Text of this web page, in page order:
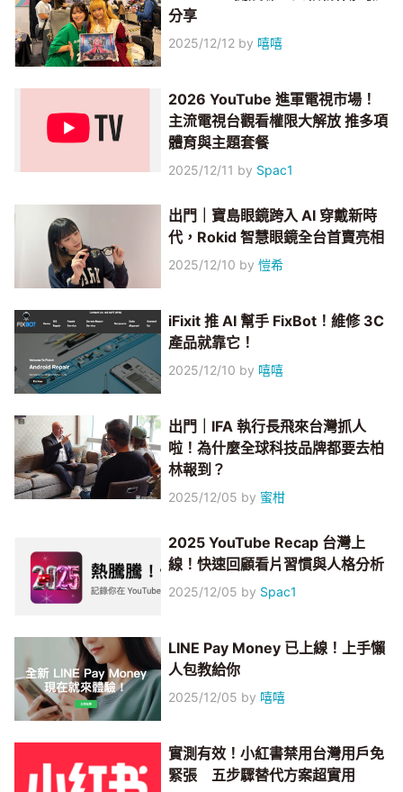
分享
2025/12/12 by 嘻嘻
2026 YouTube 進軍電視市場！
主流電視台觀看權限大解放 推多項
體育與主題套餐
2025/12/11 by Spac1
出門｜寶島眼鏡跨入 AI 穿戴新時
代，Rokid 智慧眼鏡全台首賣亮相
2025/12/10 by愷希
iFixit 推 AI 幫手 FixBot！維修 3C
產品就靠它！
2025/12/10 by 嘻嘻
出門｜IFA 執行長飛來台灣抓人
啦！為什麼全球科技品牌都要去柏
林報到？
2025/12/05 by 蜜柑
2025 YouTube Recap 台灣上
線！快速回顧看片習慣與人格分析
2025/12/05 by Spac1
LINE Pay Money 已上線！上手懶
人包教給你
2025/12/05 by 嘻嘻
實測有效！小紅書禁用台灣用戶免
緊張 五步驟替代方案超實用